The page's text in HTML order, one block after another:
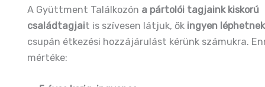
A Gyüttment Találkozón a pártolói tagjaink kiskorú
családtagjait is szívesen látjuk, ők ingyen
csupán étkezési hozzájárulást kérünk számukra.
mértéke: